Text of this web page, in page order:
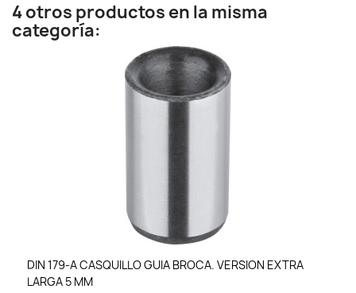
4 otros productos en la misma
categoría:
DIN 179-A CASQUILLO GUIA BROCA. VERSION EXTRA
LARGA 5 MM